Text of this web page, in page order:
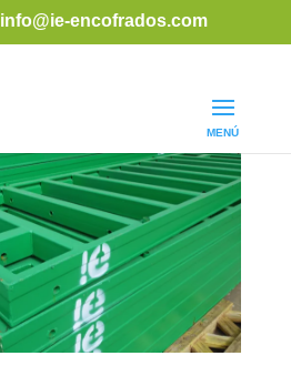
info@ie-encofrados.com